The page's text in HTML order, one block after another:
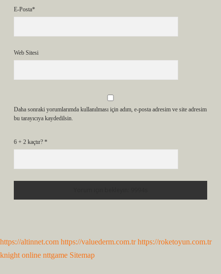
E-Posta*
Web Sitesi
Daha sonraki yorumlarımda kullanılması için adım, e-posta adresim ve site adresim
bu tarayıcıya kaydedilsin.
6 + 2 kaçtır? *
https://altinnet.com https://valuederm.com.tr https://roketoyun.com.tr
knight online nttgame Sitemap